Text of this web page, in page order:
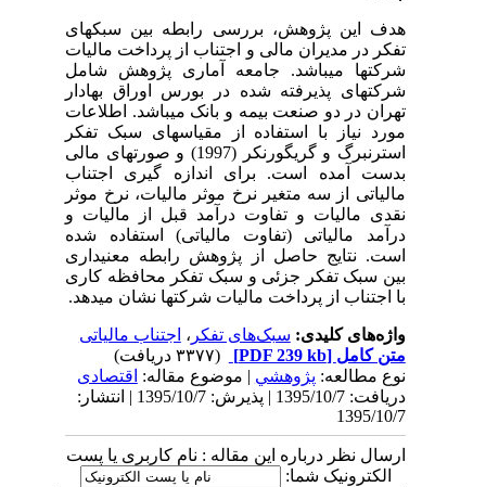
هدف این پژوهش، بررسی رابطه بین سبک­های
تفکر در مدیران مالی و اجتناب از پرداخت مالیات
شرکت­ها می­باشد. جامعه آماری پژوهش شامل
شرکت­های پذیرفته شده در بورس اوراق بهادار
تهران در دو صنعت بیمه و بانک می­باشد. اطلاعات
مورد نیاز با استفاده از مقیاسهای سبک تفکر
استرنبرگ و گریگورنکر (1997) و صورت­های مالی
بدست آمده است. برای اندازه گیری اجتناب
مالیاتی از سه متغیر نرخ موثر مالیات، نرخ موثر
نقدی مالیات و تفاوت درآمد قبل از مالیات و
درآمد مالیاتی (تفاوت مالیاتی) استفاده شده
است. نتایج حاصل از پژوهش رابطه معنی­داری
بین سبک تفکر جزئی و سبک تفکر محافظه کاری
با اجتناب از پرداخت مالیات شرکت­ها نشان می­دهد.
واژه‌های کلیدی:سبک‌های تفکر، اجتناب مالیاتی
متن کامل[PDF 239 kb]
نوع مطالعه:پژوهشي| موضوع مقاله:اقتصادی
دریافت: 1395/10/7 | پذیرش: 1395/10/7 | انتشار:
1395/10/7
ارسال نظر درباره این مقاله : نام کاربری یا پست
الکترونیک شما: